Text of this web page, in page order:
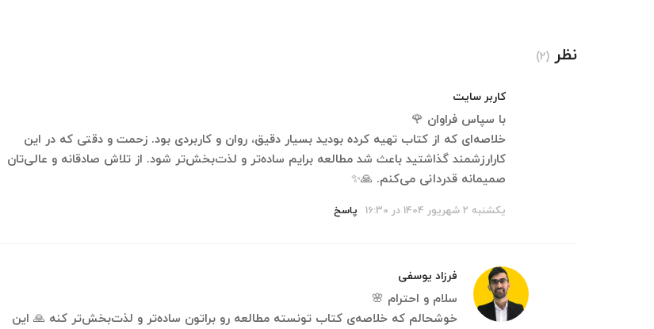
نظر (2)
کاربر سایت
با سپاس فراوان 🌹
خلاصه‌ای که از کتاب تهیه کرده بودید بسیار دقیق، روان و کاربردی بود. زحمت و دقتی که در این
کارارزشمند گذاشتید باعث شد مطالعه برایم ساده‌تر و لذت‌بخش‌تر شود. از تلاش صادقانه و عالی‌تان
صمیمانه قدردانی می‌کنم. 🙏✨
یکشنبه 2 شهریور 1404 در 16:30 پاسخ
فرزاد یوسفی
سلام و احترام 🌸
خوشحالم که خلاصه‌ی کتاب تونسته مطالعه رو براتون ساده‌تر و لذت‌بخش‌تر کنه 🙏 این